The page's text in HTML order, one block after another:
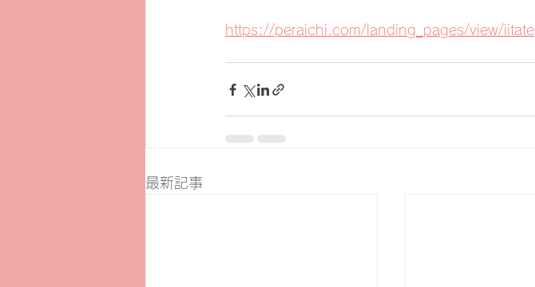
https://peraichi.com/landing_pages/view/iitate
最新記事